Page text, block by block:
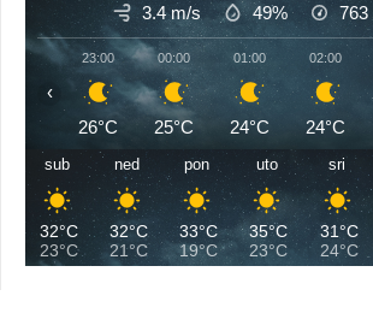
3.4 m/s 49% 763
23:00
26°C
00:00
25°C
01:00
24°C
02:00
24°C
‹
sub
32°C
23°C
ned
32°C
21°C
pon
33°C
19°C
uto
35°C
23°C
sri
31°C
24°C